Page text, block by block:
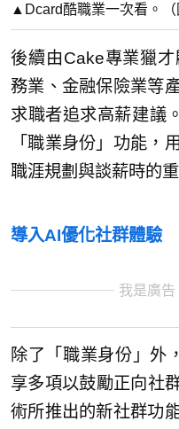
▲Dcard酷職業一次看。（
後續由Cake專業獵
務業、金融保險業等
求職者追求高薪建議
「職業身份」功能，
職涯規劃與談薪時的
導入AI優化社群體驗
我是廣
除了「職業身份」外，
享多項以鼓勵正向社
術所推出的新社群功